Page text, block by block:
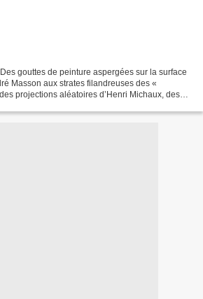
gouttes de peinture aspergées sur la surface
Masson aux strates filandreuses des «
projections aléatoires d’Henri Michaux, des